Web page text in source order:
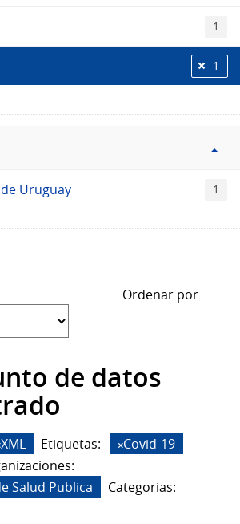
1
1
Uruguay 1
Ordenar por
de datos
XML Etiquetas:
Covid-19
Salud Publica
Categorias: